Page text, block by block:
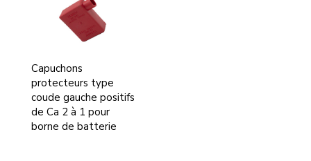
Capuchons
protecteurs type
coude gauche positifs
de Ca 2 à 1 pour
borne de batterie